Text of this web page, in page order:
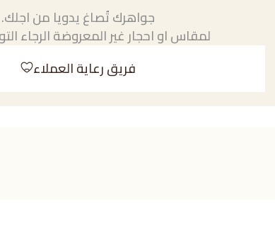
جواهرك تُصاغ يدويا من اجلك.
لمقاس او احجار غير المعروضة الرجاء
فريق رعاية العملاء